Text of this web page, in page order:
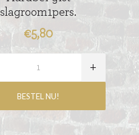
slagroom1pers.
€5,80